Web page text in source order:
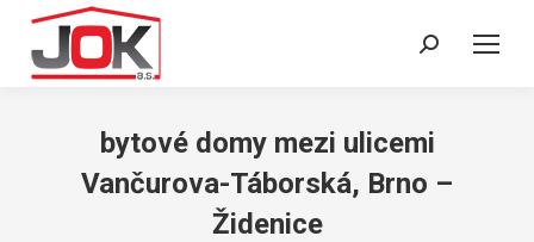
Search:
bytové domy mezi ulicemi
Vančurova-Táborská, Brno –
Židenice